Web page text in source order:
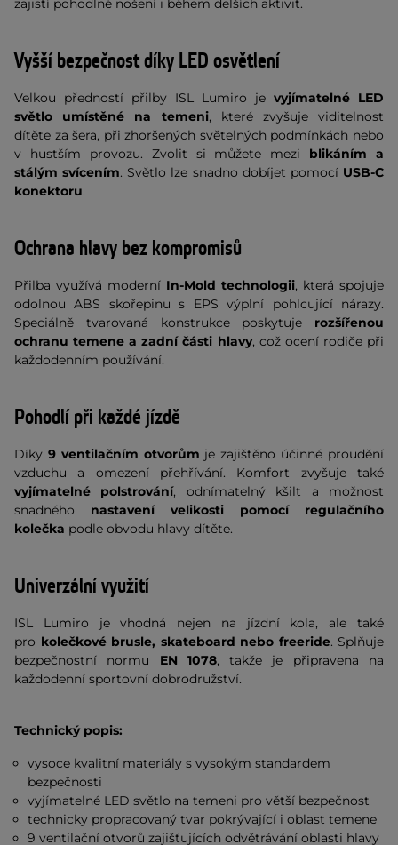
zajistí pohodlné nošení i během delších aktivit.
Vyšší bezpečnost díky LED osvětlení
Velkou předností přilby ISL Lumiro je vyjímatelné LED
světlo umístěné na temeni, které zvyšuje viditelnost
dítěte za šera, při zhoršených světelných podmínkách nebo
v hustším provozu. Zvolit si můžete mezi blikáním a
stálým svícením. Světlo lze snadno dobíjet pomocí USB-C
konektoru.
Ochrana hlavy bez kompromisů
Přilba využívá moderní In-Mold technologii, která spojuje
odolnou ABS skořepinu s EPS výplní pohlcující nárazy.
Speciálně tvarovaná konstrukce poskytuje rozšířenou
ochranu temene a zadní části hlavy, což ocení rodiče při
každodenním používání.
Pohodlí při každé jízdě
Díky 9 ventilačním otvorům je zajištěno účinné proudění
vzduchu a omezení přehřívání. Komfort zvyšuje také
vyjímatelné polstrování, odnímatelný kšilt a možnost
snadného nastavení velikosti pomocí regulačního
kolečka podle obvodu hlavy dítěte.
Univerzální využití
ISL Lumiro je vhodná nejen na jízdní kola, ale také
pro kolečkové brusle, skateboard nebo freeride. Splňuje
bezpečnostní normu EN 1078, takže je připravena na
každodenní sportovní dobrodružství.
Technický popis:
vysoce kvalitní materiály s vysokým standardem
bezpečnosti
vyjímatelné LED světlo na temeni pro větší bezpečnost
technicky propracovaný tvar pokrývající i oblast temene
9 ventilační otvorů zajišťujících odvětrávání oblasti hlavy